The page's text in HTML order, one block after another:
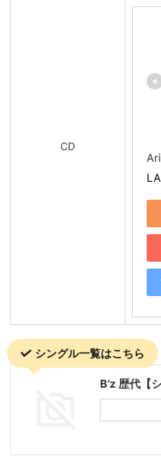
CD
シングル一覧はこちら
B'z 歴代【